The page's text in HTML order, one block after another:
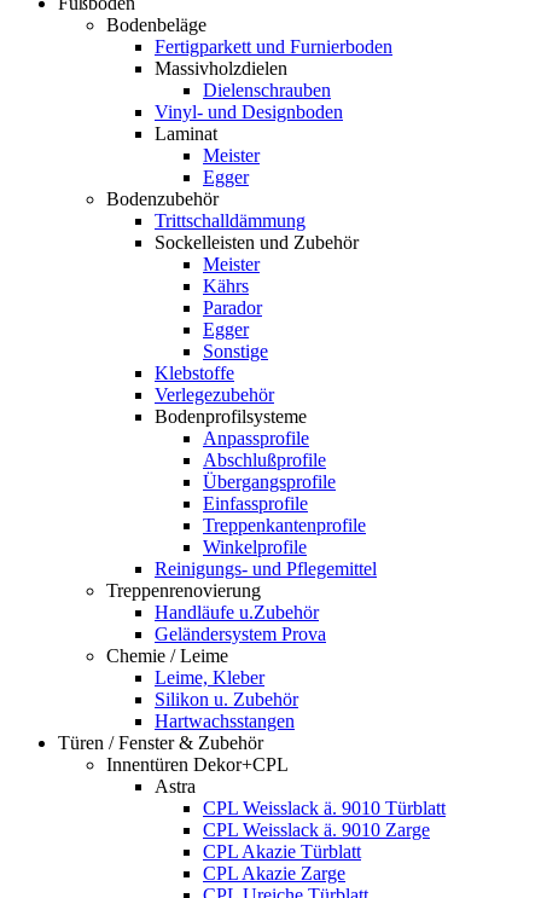
Bodenbeläge
Fertigparkett und Furnierboden
Massivholzdielen
Dielenschrauben
Vinyl- und Designboden
Laminat
Meister
Egger
Bodenzubehör
Trittschalldämmung
Sockelleisten und Zubehör
Meister
Kährs
Parador
Egger
Sonstige
Klebstoffe
Verlegezubehör
Bodenprofilsysteme
Anpassprofile
Abschlußprofile
Übergangsprofile
Einfassprofile
Treppenkantenprofile
Winkelprofile
Reinigungs- und Pflegemittel
Treppenrenovierung
Handläufe u.Zubehör
Geländersystem Prova
Chemie / Leime
Leime, Kleber
Silikon u. Zubehör
Hartwachsstangen
Türen / Fenster & Zubehör
Innentüren Dekor+CPL
Astra
CPL Weisslack ä. 9010 Türblatt
CPL Weisslack ä. 9010 Zarge
CPL Akazie Türblatt
CPL Akazie Zarge